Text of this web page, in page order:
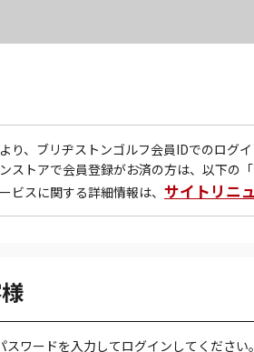
り、ブリヂストンゴルフ会員IDでのログイ
ストアで会員登録がお済の方は、以下の
ビスに関する詳細情報は、 サイトリニ
ワードを入力してログインしてください。